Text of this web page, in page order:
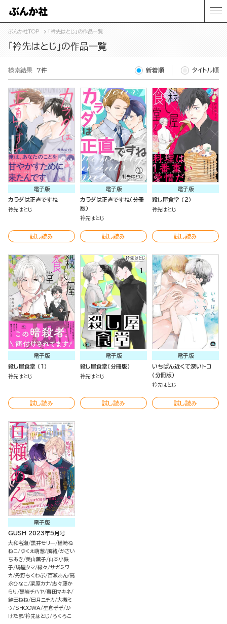
ぶんか社TOP 「衿先はとじ」の作品一覧
「衿先はとじ」の作品一覧
検索結果 7件 新着順 タイトル順
電子版
カラダは正直ですね
衿先はとじ
試し読み
電子版
カラダは正直ですね（分冊
版）
衿先はとじ
試し読み
電子版
殺し屋食堂 （2）
衿先はとじ
試し読み
電子版
殺し屋食堂 （1）
衿先はとじ
試し読み
電子版
殺し屋食堂（分冊版）
衿先はとじ
試し読み
電子版
いちばん近くて深いトコ
（分冊版）
衿先はとじ
試し読み
電子版
GUSH 2023年5月号
大和名瀬 黒井モリー 楢崎ね
ねこ
ゆくえ萌葱 風緒 かさい
ちあき 美山薫子 山本小鉄
子 鳩屋タマ 縁々 サガミワ
カ 丹野ちくわぶ 百瀬あん 高
永ひなこ 栗原カナ 志々藤か
らり
黒岩チハヤ 暮田マキネ
鮭田ねね
日月ニチカ 大槻ミ
ゥ SHOOWA 星倉ぞぞ か
けたま 衿先はとじ ろくろこ